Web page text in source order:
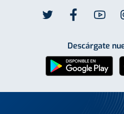
Descárgate